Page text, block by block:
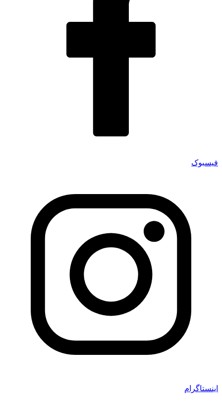
فیسبوک
اینستاگرام